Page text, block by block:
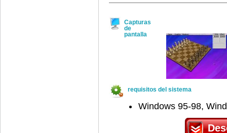
Capturas
de
pantalla
requisitos del sistema
Windows 95-98,